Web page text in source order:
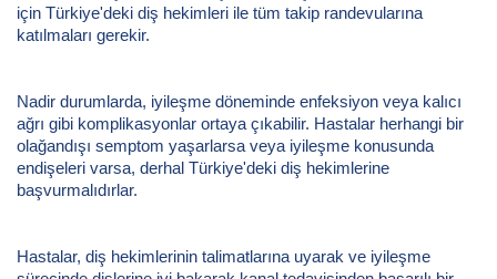
için Türkiye'deki diş hekimleri ile tüm takip randevularına
katılmaları gerekir.
Nadir durumlarda, iyileşme döneminde enfeksiyon veya kalıcı
ağrı gibi komplikasyonlar ortaya çıkabilir. Hastalar herhangi bir
olağandışı semptom yaşarlarsa veya iyileşme konusunda
endişeleri varsa, derhal Türkiye'deki diş hekimlerine
başvurmalıdırlar.
Hastalar, diş hekimlerinin talimatlarına uyarak ve iyileşme